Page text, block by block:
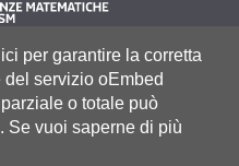
via Banchi di Sotto 55, 53100
|
Coordinate bancarie
Caselle
Elettronica
Relazioni con il Pubblico Tel.
per garantire la corretta
servizio oEmbed
o totale può
Se vuoi saperne di più